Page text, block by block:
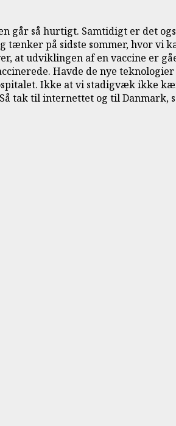
går så hurtigt. Samtidigt er det
på sidste sommer, hvor vi
at udviklingen af en vaccine er
Havde de nye
Ikke at vi stadigvæk ikke
tak til internettet og til Danmark,